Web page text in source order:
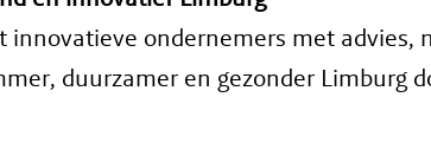
innovatieve ondernemers met
duurzamer en gezonder Limburg